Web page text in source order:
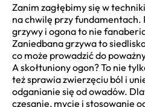
Zanim zagłębimy się w
na chwilę przy fundamentach.
grzywy i ogona to nie
Zaniedbana grzywa to
co może prowadzić do
A skołtuniony ogon? To nie
też sprawia zwierzęciu ból i
odganianie się od owadów.
czesanie, mycie i stosowanie